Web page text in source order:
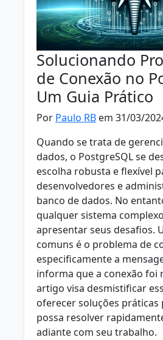
Solucionando
de Conexão no
Um Guia Prático
Por Paulo RB em 31/03/
Quando se trata de
dados, o PostgreSQL se
escolha robusta e flexível
desenvolvedores e
banco de dados. No
qualquer sistema
apresentar seus desafios.
comuns é o problema de
especificamente a
informa que a conexão foi
artigo visa desmistificar
oferecer soluções práticas
possa resolver
adiante com seu trabalho.